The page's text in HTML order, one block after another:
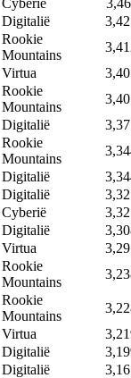
Digitalië
Rookie
Mountains
Virtua
Rookie
Mountains
Digitalië
Rookie
Mountains
Digitalië
Digitalië
Cyberië
Digitalië
Virtua
Rookie
Mountains
Rookie
Mountains
Virtua
Digitalië
Digitalië